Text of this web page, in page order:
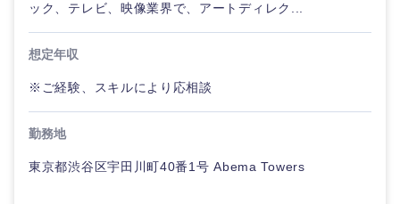
ック、テレビ、映像業界で、アートディレク...
想定年収
※ご経験、スキルにより応相談
勤務地
東京都渋谷区宇田川町40番1号 Abema Towers